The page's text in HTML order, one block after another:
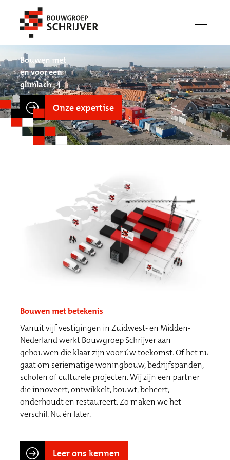
menu
Werken bij
Bouwen met
en voor een
glimlach ;-)
Onze expertise
Bouwen met betekenis
Vanuit vijf vestigingen in Zuidwest- en Midden-
Nederland werkt Bouwgroep Schrijver aan
gebouwen die klaar zijn voor úw toekomst. Of het nu
gaat om seriematige woningbouw, bedrijfspanden,
scholen of culturele projecten. Wij zijn een partner
die innoveert, ontwikkelt, bouwt, beheert,
onderhoudt en restaureert. Zo maken we het
verschil. Nu én later.
Leer ons kennen